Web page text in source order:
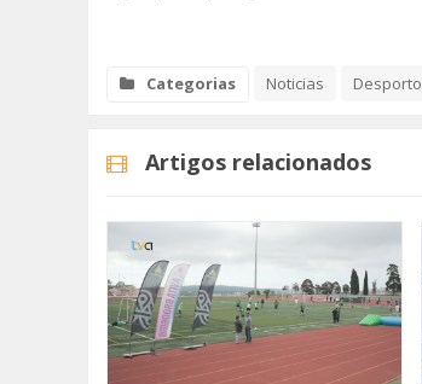
Categorias Noticias Desporto
Artigos relacionados